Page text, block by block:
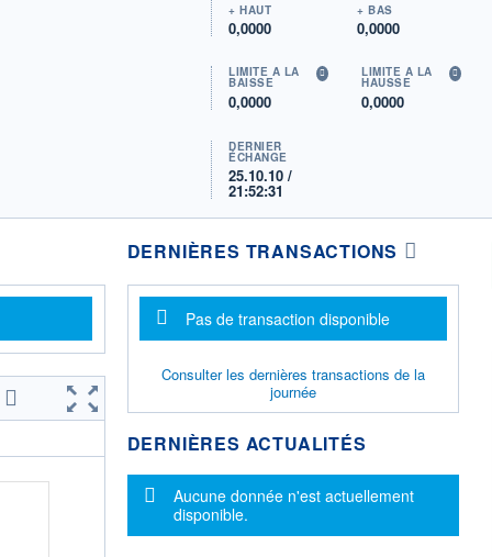
+ HAUT
0,0000
+ BAS
0,0000
LIMITE À LA
BAISSE
0,0000
LIMITE À LA
HAUSSE
0,0000
DERNIER
ÉCHANGE
25.10.10 /
21:52:31
DERNIÈRES TRANSACTIONS
Message d'information
Pas de transaction disponible
Consulter les dernières transactions de la
journée
DERNIÈRES ACTUALITÉS
Message d'information
Aucune donnée n'est actuellement
disponible.